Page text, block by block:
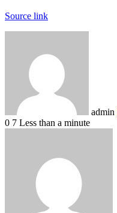
Source link
admin
0 7 Less than a minute